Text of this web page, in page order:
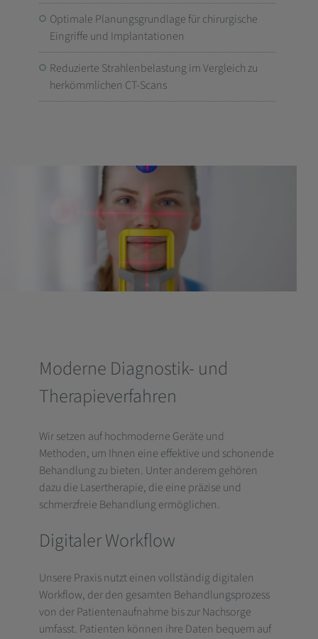
Optimale Planungsgrundlage für chirurgische
Eingriffe und Implantationen
Reduzierte Strahlenbelastung im Vergleich zu
herkömmlichen CT-Scans
Moderne Diagnostik- und
Therapieverfahren
Wir setzen auf hochmoderne Geräte und
Methoden, um Ihnen eine effektive und schonende
Behandlung zu bieten. Unter anderem gehören
dazu die Lasertherapie, die eine präzise und
schmerzfreie Behandlung ermöglichen.
Digitaler Workflow
Unsere Praxis nutzt einen vollständig digitalen
Workflow, der den gesamten Behandlungsprozess
von der Patientenaufnahme bis zur Nachsorge
umfasst. Patienten können ihre Daten bequem auf